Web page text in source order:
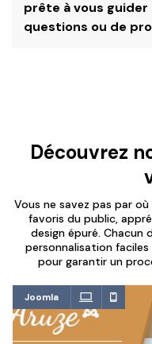
prête à vous guider
questions ou de
Découvrez
Vous ne savez pas par
favoris du public,
design épuré.
personnalisation
pour garantir un
Joomla